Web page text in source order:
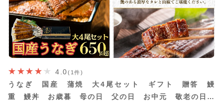
4.0(1件)
うなぎ 国産 蒲焼 大4尾セット ギフト 贈答 鰻
重 鰻丼 お歳暮 母の日 父の日 お中元 敬老の日